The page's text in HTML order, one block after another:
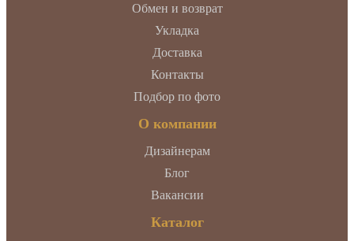
Обмен и возврат
Укладка
Доставка
Контакты
Подбор по фото
О компании
Дизайнерам
Блог
Вакансии
Каталог